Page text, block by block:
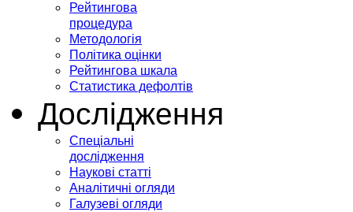
Рейтингова
процедура
Методологія
Політика оцінки
Рейтингова шкала
Статистика дефолтів
Дослідження
Спеціальні
дослідження
Наукові статті
Аналітичні огляди
Галузеві огляди